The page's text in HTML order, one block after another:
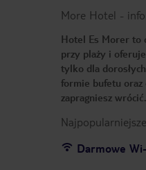
More Hotel -
Hotel Es Morer to
przy plaży i
tylko dla
formie bufetu oraz
zapragniesz wrócić.
Darmowe